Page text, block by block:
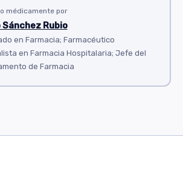
médicamente por
Rubio
en Farmacia; Farmacéutico
en Farmacia Hospitalaria; Jefe del
de Farmacia